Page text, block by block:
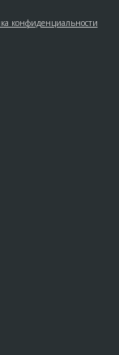
конфиденциальности